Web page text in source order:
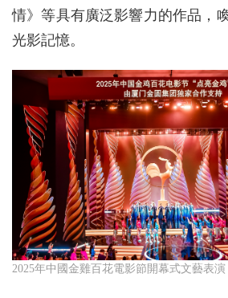
情》等具有廣泛影響力的作品，
光影記憶。
2025年中國金雞百花電影節開幕式文藝表演